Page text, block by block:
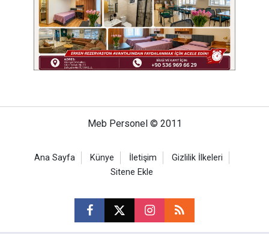
Meb Personel © 2011
Ana Sayfa Künye İletişim
Gizlilik İlkeleri
Sitene Ekle